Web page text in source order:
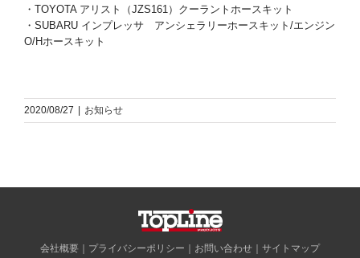
・TOYOTA アリスト（JZS161）クーラントホースキット
・SUBARU インプレッサ アンシェラリーホースキット/エンジン
O/Hホースキット
2020/08/27 お知らせ
会社概要 プライバシーポリシー お問い合わせ サイトマップ